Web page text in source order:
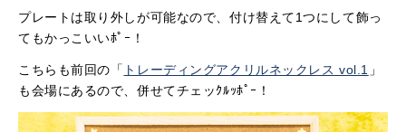
プレートは取り外しが可能なので、付け替えて1つにして飾っ
てもかっこいいﾎﾟｰ！
こちらも前回の「 トレーディングアクリルネックレス vol.1 」
も会場にあるので、併せてチェッｸﾙｯﾎﾟｰ！